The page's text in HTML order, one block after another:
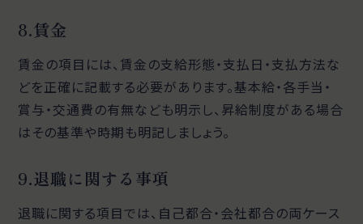
8.賃金
賃金の項目には、賃金の支給形態・支払日・支払方法な
どを正確に記載する必要があります。基本給・各手当・
賞与・交通費の有無なども明示し、昇給制度がある場合
はその基準や時期も明記しましょう。
9.退職に関する事項
退職に関する項目では、自己都合・会社都合の両ケース